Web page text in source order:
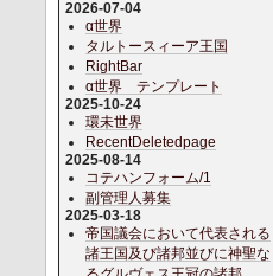
2026-07-04
α世界
タルトースィーア王国
RightBar
α世界 テンプレート
2025-10-24
環未世界
RecentDeletedpage
2025-08-14
コテハンフォーム/1
副管理人募集
2025-03-18
帝国議会において代表される
諸王国及び諸邦並びに神聖な
るグルヴェス王冠の諸邦